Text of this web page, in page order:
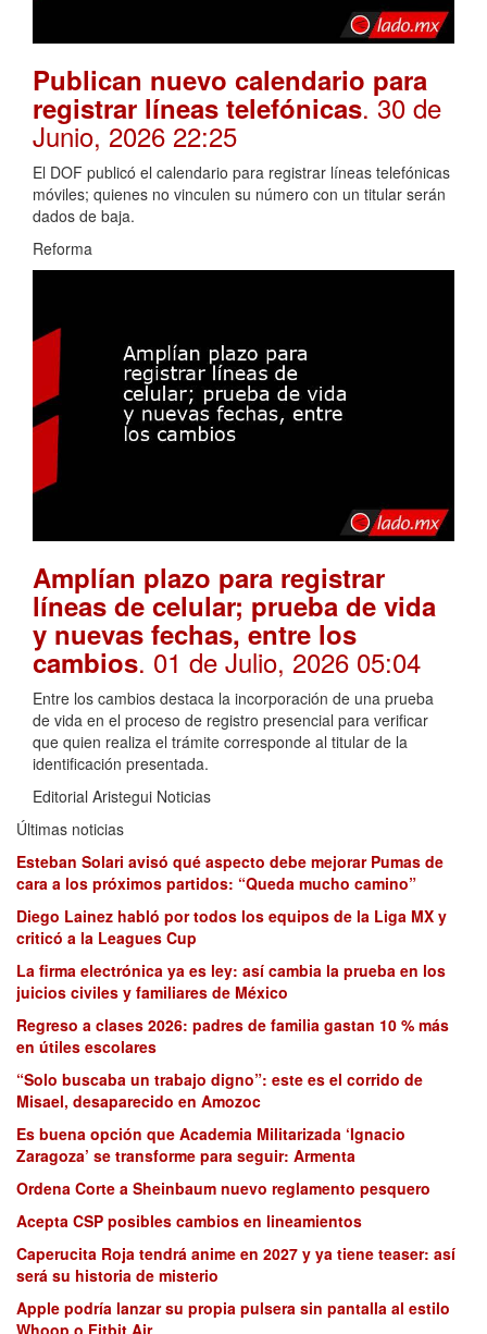
Publican nuevo calendario para
registrar líneas telefónicas. 30 de
Junio, 2026 22:25
El DOF publicó el calendario para registrar líneas telefónicas
móviles; quienes no vinculen su número con un titular serán
dados de baja.
Reforma
Amplían plazo para registrar
líneas de celular; prueba de vida
y nuevas fechas, entre los
cambios. 01 de Julio, 2026 05:04
Entre los cambios destaca la incorporación de una prueba
de vida en el proceso de registro presencial para verificar
que quien realiza el trámite corresponde al titular de la
identificación presentada.
Editorial Aristegui Noticias
Últimas noticias
Esteban Solari avisó qué aspecto debe mejorar Pumas de
cara a los próximos partidos: “Queda mucho camino”
Diego Lainez habló por todos los equipos de la Liga MX y
criticó a la Leagues Cup
La firma electrónica ya es ley: así cambia la prueba en los
juicios civiles y familiares de México
Regreso a clases 2026: padres de familia gastan 10 % más
en útiles escolares
“Solo buscaba un trabajo digno”: este es el corrido de
Misael, desaparecido en Amozoc
Es buena opción que Academia Militarizada ‘Ignacio
Zaragoza’ se transforme para seguir: Armenta
Ordena Corte a Sheinbaum nuevo reglamento pesquero
Acepta CSP posibles cambios en lineamientos
Caperucita Roja tendrá anime en 2027 y ya tiene teaser: así
será su historia de misterio
Apple podría lanzar su propia pulsera sin pantalla al estilo